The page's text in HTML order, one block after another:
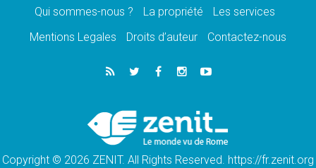
en Argentine et au Pérou
Audience générale: la prière est un acte
04.08.2026
Léon XIV invite les Chevaliers de Colomb à
Au Nigéria, attaques d'église, meurtre et
enlèvements de religieux suscitent l'émotion
Qui sommes-nous ? La propriété
Les services
Mentions Legales
Droits d’auteur Contactez-nous
Copyright © 2026 ZENIT. All Rights Reserved. https://fr.zenit.org